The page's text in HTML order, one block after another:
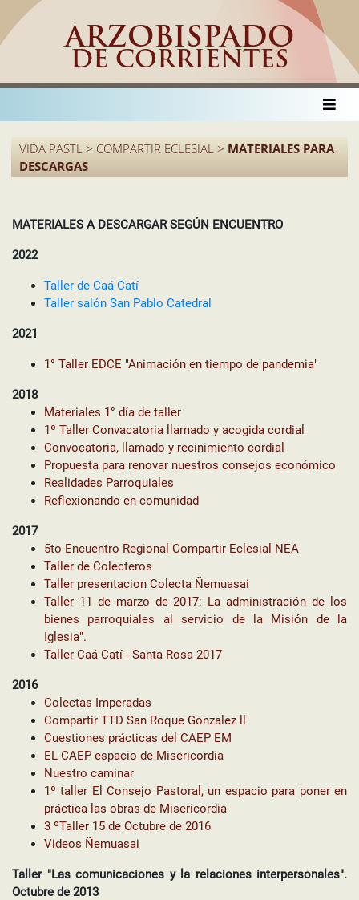
ARZOBISPADO
DE CORRIENTES
VIDA PASTL > COMPARTIR ECLESIAL > MATERIALES PARA
DESCARGAS
MATERIALES A DESCARGAR SEGÚN ENCUENTRO
2022
Taller de Caá Catí
Taller salón San Pablo Catedral
2021
1° Taller EDCE "Animación en tiempo de pandemia"
2018
Materiales 1° día de taller
1º Taller Convacatoria llamado y acogida cordial
Convocatoria, llamado y recinimiento cordial
Propuesta para renovar nuestros consejos económico
Realidades Parroquiales
Reflexionando en comunidad
2017
5to Encuentro Regional Compartir Eclesial NEA
Taller de Colecteros
Taller presentacion Colecta Ñemuasai
Taller 11 de marzo de 2017: La administración de los
bienes parroquiales al servicio de la Misión de la
Iglesia".
Taller Caá Catí - Santa Rosa 2017
2016
Colectas Imperadas
Compartir TTD San Roque Gonzalez ll
Cuestiones prácticas del CAEP EM
EL CAEP espacio de Misericordia
Nuestro caminar
1º taller El Consejo Pastoral, un espacio para poner en
práctica las obras de Misericordia
3 ºTaller 15 de Octubre de 2016
Videos Ñemuasai
Taller "Las comunicaciones y la relaciones interpersonales".
Octubre de 2013